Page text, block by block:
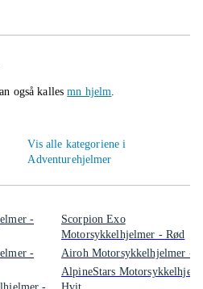
også kallesmn hjelm.
Vis alle kategoriene i
Adventurehjelmer
-
-
Scorpion Exo
Motorsykkelhjelmer - Rød
Airoh Motorsykkelhjelmer -
AlpineStars